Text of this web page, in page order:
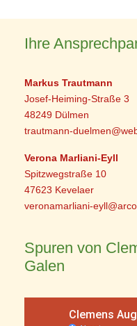
Ihre
Markus Trautmann
Josef-Heiming-Straße 3
48249 Dülmen
trautmann-
Verona Marliani-Eyll
Spitzwegstraße 10
47623 Kevelaer
veronamarliani-
Spuren von
Galen